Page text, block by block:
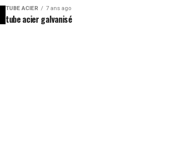
TUBE ACIER 7 ans ago
tube acier galvanisé